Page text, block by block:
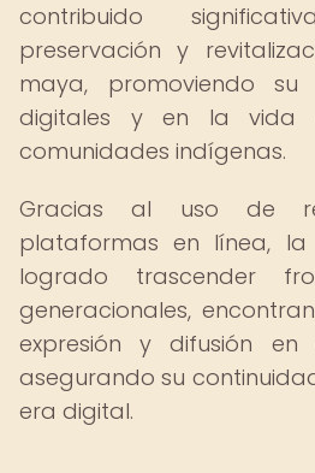
contribuido
preservación y
maya, promoviendo
digitales y en la vida
comunidades indígenas.
Gracias al uso de
plataformas en línea,
logrado trascender
generacionales,
expresión y difusión
asegurando su
era digital.